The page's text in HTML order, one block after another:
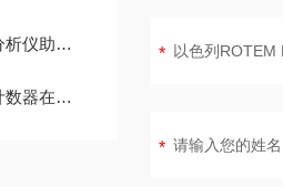
放精准检测
实用技术解析